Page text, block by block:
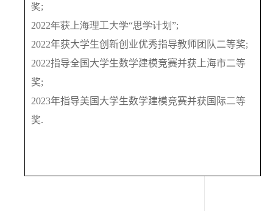
奖;
2022年获上海理工大学“思学计划”;
2022年获大学生创新创业优秀指导教师团队二等奖;
2022指导全国大学生数学建模竞赛并获上海市二等
奖;
2023年指导美国大学生数学建模竞赛并获国际二等
奖.